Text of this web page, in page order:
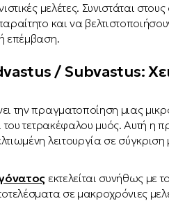
μελέτες. Συνιστάται
και να
επέμβαση.
/ Subvastus:
την πραγματοποίηση μιας
του τετρακέφαλου μυός. Αυτή
λειτουργία σε
εκτελείται συνήθως με
σε μακροχρόνιες